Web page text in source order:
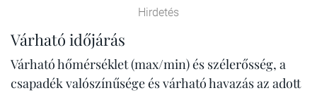
Hirdetés
Várható időjárás
Várható hőmérséklet (max/min) és szélerősség, a
csapadék valószínűsége és várható havazás az adott